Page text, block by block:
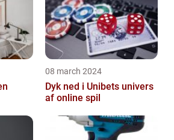
08 march 2024
Dyk ned i Unibets univers
af online spil